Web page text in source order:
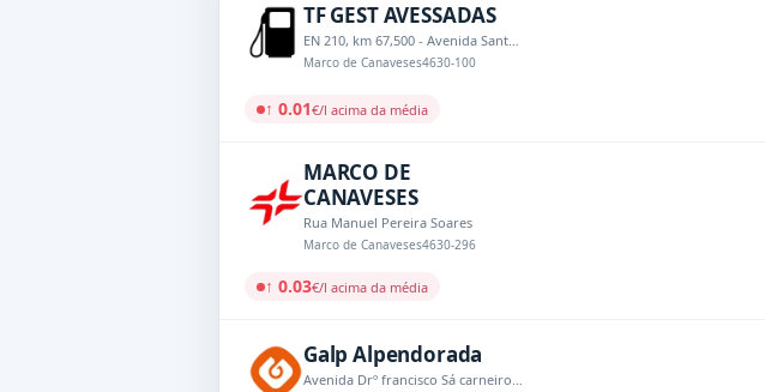
TF GEST AVESSADAS
EN 210, km 67,500 - Avenida Santuário Menino Jesus de Praga, 809
Marco de Canaveses4630-100
↑ 0.01€/l acima da média
MARCO DE
CANAVESES
Rua Manuel Pereira Soares
Marco de Canaveses4630-296
↑ 0.03€/l acima da média
Galp Alpendorada
Avenida Drº francisco Sá carneiro,nº335